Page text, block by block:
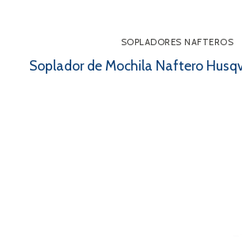
SOPLADORES NAFTEROS
Soplador de Mochila Naftero